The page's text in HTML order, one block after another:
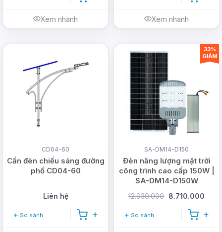
Xem nhanh Xem nhanh
CD04-60
Cần đèn chiếu sáng đường
phố CD04-60
Liên hệ
So sánh
SA-DM14-D150
Đèn năng lượng mặt trời
công trình cao cấp 150W |
SA-DM14-D150W
12.930.000 8.710.000
So sánh
33%
GIẢM